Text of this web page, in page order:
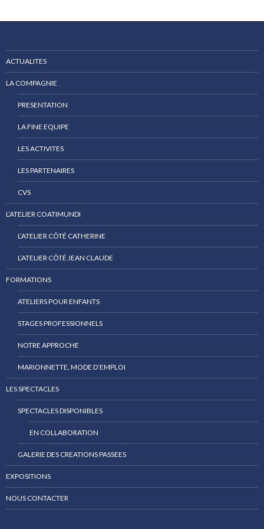
ACTUALITES
LA COMPAGNIE
PRESENTATION
LA FINE EQUIPE
LES ACTIVITES
LES PARTENAIRES
CVS
L’ATELIER COATIMUNDI
L’ATELIER CÔTÉ CATHERINE
L’ATELIER CÔTÉ JEAN CLAUDE
FORMATIONS
ATELIERS POUR ENFANTS
STAGES PROFESSIONNELS
NOTRE APPROCHE
MARIONNETTE, MODE D’EMPLOI
LES SPECTACLES
SPECTACLES DISPONIBLES
EN COLLABORATION
GALERIE DES CREATIONS PASSEES
EXPOSITIONS
NOUS CONTACTER